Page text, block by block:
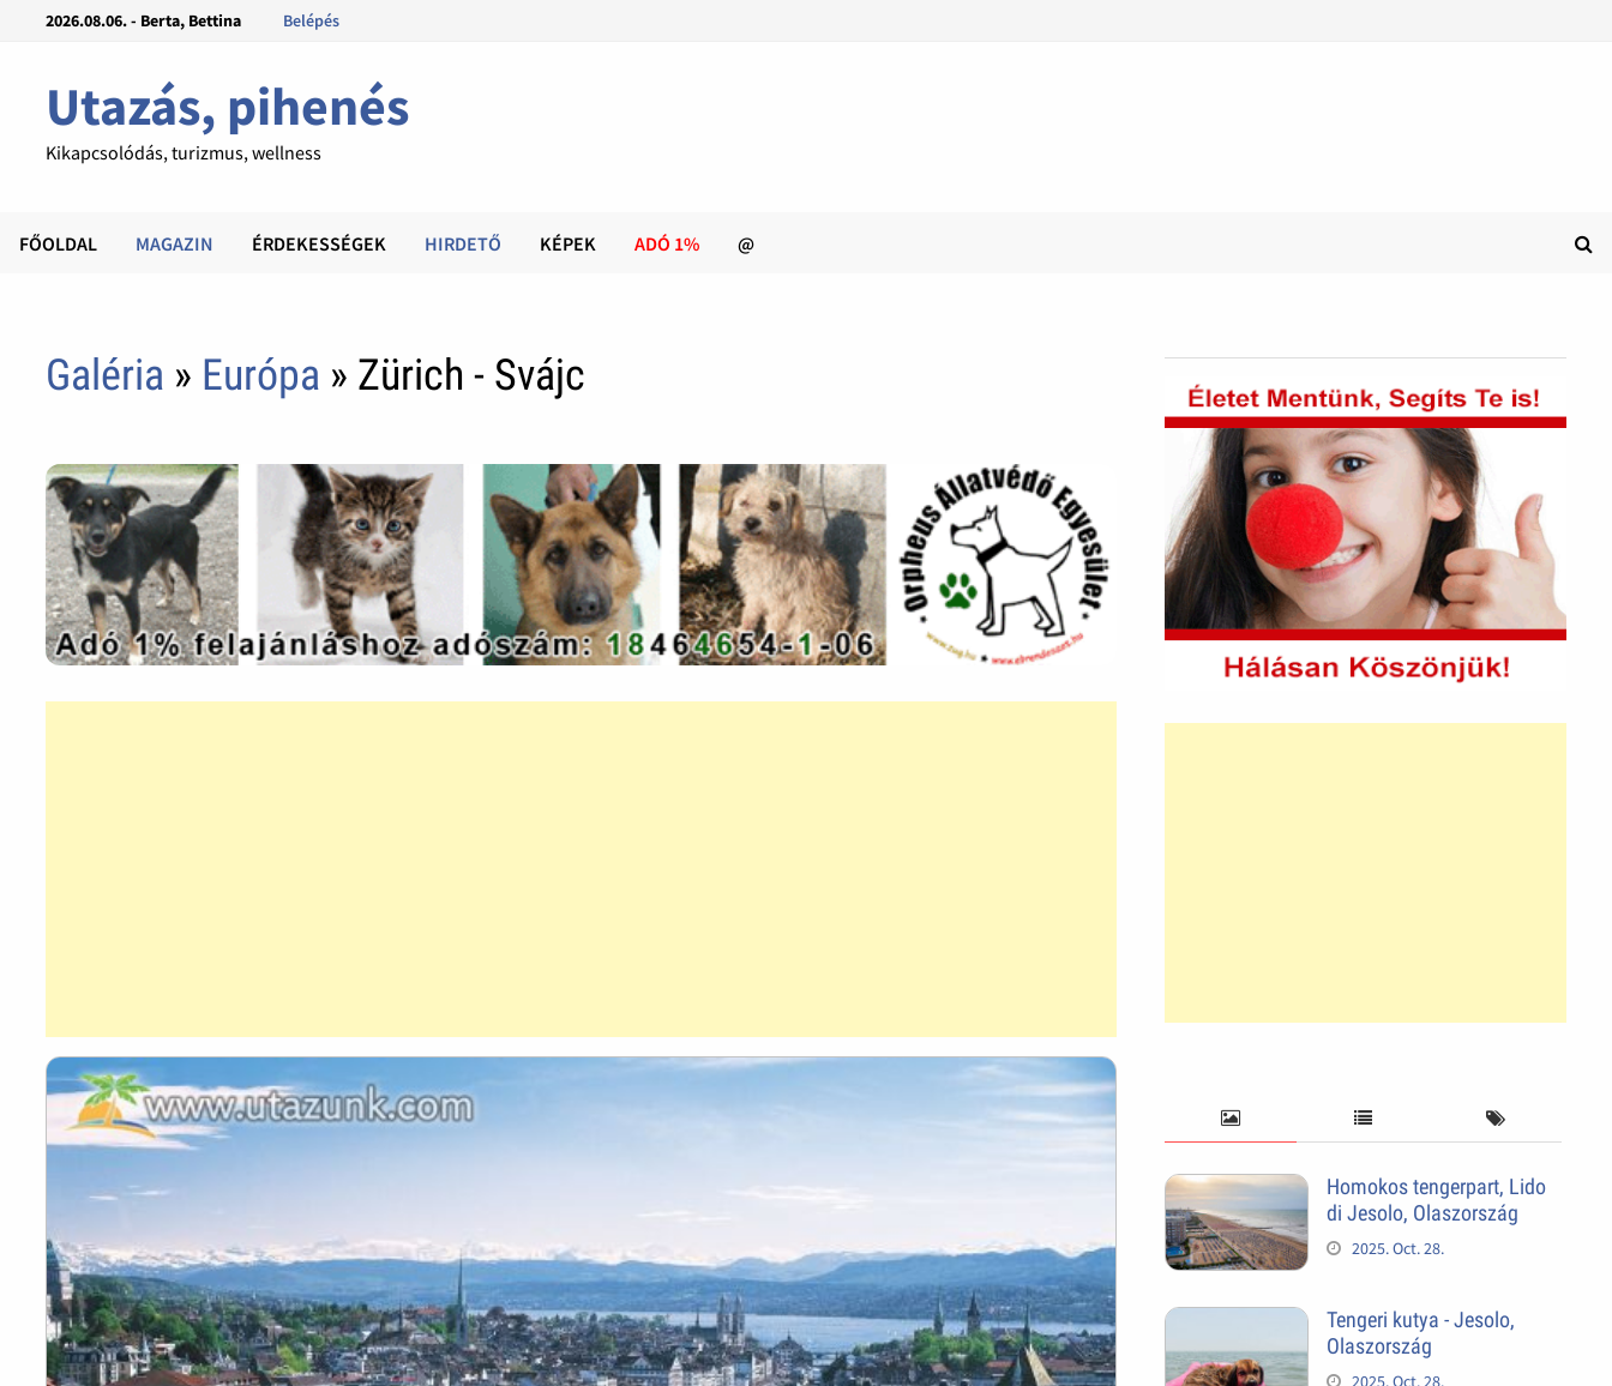
2026.08.06. - Berta, Bettina Belépés
Utazás, pihenés
Kikapcsolódás, turizmus, wellness
FŐOLDAL MAGAZIN ÉRDEKESSÉGEK HIRDETŐ KÉPEK ADÓ 1% @
Galéria » Európa » Zürich - Svájc
Homokos tengerpart, Lido
di Jesolo, Olaszország
2025. Oct. 28.
Tengeri kutya - Jesolo,
Olaszország